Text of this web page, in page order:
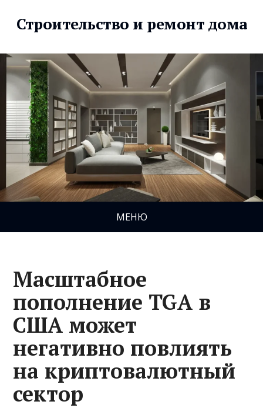
Строительство и ремонт дома
МЕНЮ
Масштабное
пополнение TGA в
США может
негативно повлиять
на криптовалютный
сектор